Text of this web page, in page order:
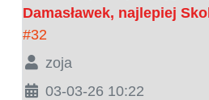
Damasławek, najlepiej
#32
zoja
03-03-26 10:22